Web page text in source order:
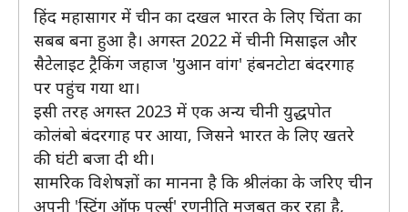
हिंद महासागर में चीन का दखल भारत के लिए चिंता का
सबब बना हुआ है। अगस्त 2022 में चीनी मिसाइल और
सैटेलाइट ट्रैकिंग जहाज 'युआन वांग' हंबनटोटा बंदरगाह
पर पहुंच गया था।
इसी तरह अगस्त 2023 में एक अन्य चीनी युद्धपोत
कोलंबो बंदरगाह पर आया, जिसने भारत के ल‍िए खतरे
की घंटी बजा दी थी।
सामरिक विशेषज्ञों का मानना है कि श्रीलंका के जरिए चीन
अपनी 'स्ट्रिंग ऑफ पर्ल्स' रणनीति मजबूत कर रहा है,